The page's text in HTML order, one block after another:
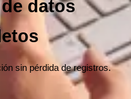
datos
sin pérdida de registros.